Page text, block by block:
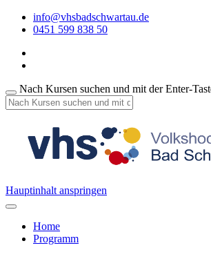
info@vhsbadschwartau.de
0451 599 838 50
Nach Kursen suchen und mit der Enter-
Hauptinhalt anspringen
Home
Programm